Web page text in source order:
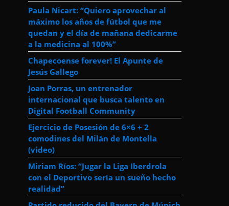
Paula Nicart: “Quiero aprovechar al
máximo los años de fútbol que me
quedan y el día de mañana dedicarme
a la medicina al 100%”
Chapecoense forever! El Apunte de
Jesús Gallego
Joan Porras, un entrenador
internacional que busca talento en
Digital Football Community
Ejercicio de Posesión de 6×6 + 2
comodines del Milán de Montella
(video)
Miriam Ríos: “Jugar la Liga Iberdrola
con el Deportivo sería un sueño hecho
realidad”